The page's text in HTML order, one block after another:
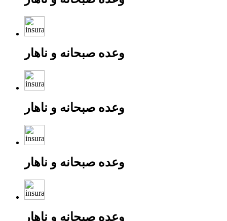
وعده صبحانه و ناهار
وعده صبحانه و ناهار
وعده صبحانه و ناهار
وعده صبحانه و ناهار